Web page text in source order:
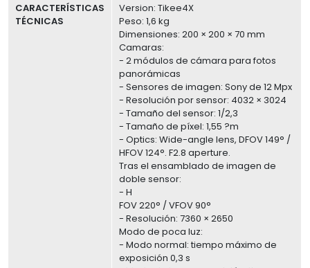
CARACTERÍSTICAS
TÉCNICAS
Version: Tikee4X
Peso: 1,6 kg
Dimensiones: 200 × 200 × 70 mm
Camaras:
- 2 módulos de cámara para fotos
panorámicas
- Sensores de imagen: Sony de 12 Mpx
- Resolución por sensor: 4032 × 3024
- Tamaño del sensor: 1/2,3
- Tamaño de píxel: 1,55 ?m
- Optics: Wide-angle lens, DFOV 149° /
HFOV 124°. F2.8 aperture.
Tras el ensamblado de imagen de
doble sensor:
- H
FOV 220° / VFOV 90°
- Resolución: 7360 × 2650
Modo de poca luz:
- Modo normal: tiempo máximo de
exposición 0,3 s